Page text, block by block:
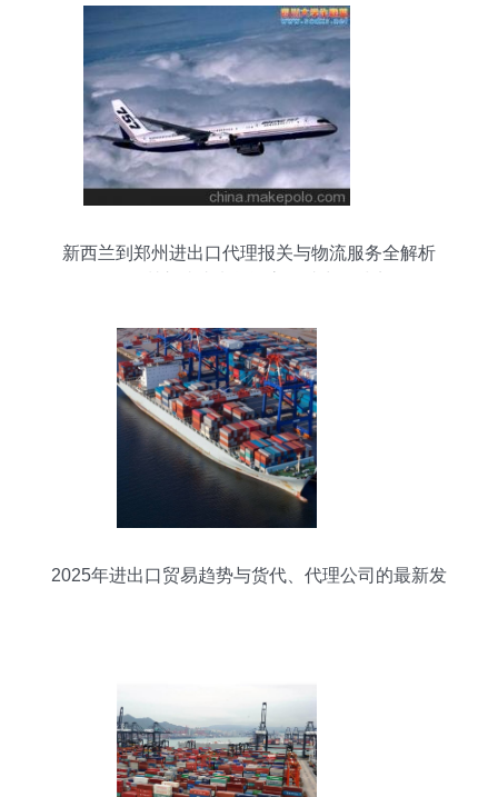
新西兰到郑州进出口代理报关与物流服务全解析
2025年进出口贸易趋势与货代、代理公司的最新发